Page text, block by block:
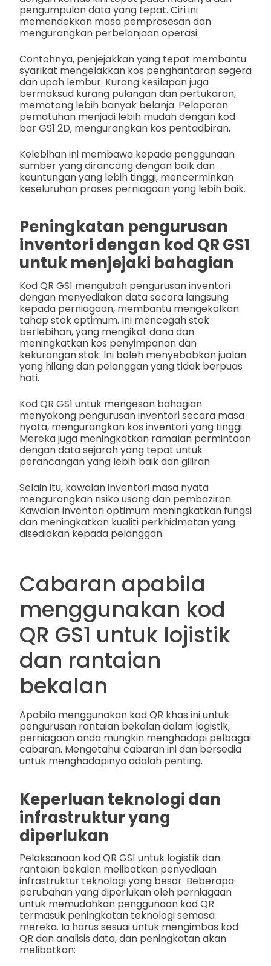
pengumpulan data yang tepat. Ciri ini
memendekkan masa pemprosesan dan
mengurangkan perbelanjaan operasi.
Contohnya, penjejakkan yang tepat membantu
syarikat mengelakkan kos penghantaran segera
dan upah lembur. Kurang kesilapan juga
bermaksud kurang pulangan dan pertukaran,
memotong lebih banyak belanja. Pelaporan
pematuhan menjadi lebih mudah dengan kod
bar GS1 2D, mengurangkan kos pentadbiran.
Kelebihan ini membawa kepada penggunaan
sumber yang dirancang dengan baik dan
keuntungan yang lebih tinggi, mencerminkan
keseluruhan proses perniagaan yang lebih baik.
Peningkatan pengurusan
inventori dengan kod QR GS1
untuk menjejaki bahagian
Kod QR GS1 mengubah pengurusan inventori
dengan menyediakan data secara langsung
kepada perniagaan, membantu mengekalkan
tahap stok optimum. Ini mencegah stok
berlebihan, yang mengikat dana dan
meningkatkan kos penyimpanan dan
kekurangan stok. Ini boleh menyebabkan jualan
yang hilang dan pelanggan yang tidak berpuas
hati.
Kod QR GS1 untuk mengesan bahagian
menyokong pengurusan inventori secara masa
nyata, mengurangkan kos inventori yang tinggi.
Mereka juga meningkatkan ramalan permintaan
dengan data sejarah yang tepat untuk
perancangan yang lebih baik dan giliran.
Selain itu, kawalan inventori masa nyata
mengurangkan risiko usang dan pembaziran.
Kawalan inventori optimum meningkatkan fungsi
dan meningkatkan kualiti perkhidmatan yang
disediakan kepada pelanggan.
Cabaran apabila
menggunakan kod
QR GS1 untuk lojistik
dan rantaian
bekalan
Apabila menggunakan kod QR khas ini untuk
pengurusan rantaian bekalan dalam logistik,
perniagaan anda mungkin menghadapi pelbagai
cabaran. Mengetahui cabaran ini dan bersedia
untuk menghadapinya adalah penting.
Keperluan teknologi dan
infrastruktur yang
diperlukan
Pelaksanaan kod QR GS1 untuk logistik dan
rantaian bekalan melibatkan penyediaan
infrastruktur teknologi yang besar. Beberapa
perubahan yang diperlukan oleh perniagaan
untuk memudahkan penggunaan kod QR
termasuk peningkatan teknologi semasa
mereka. Ia harus sesuai untuk mengimbas kod
QR dan analisis data, dan peningkatan akan
melibatkan: